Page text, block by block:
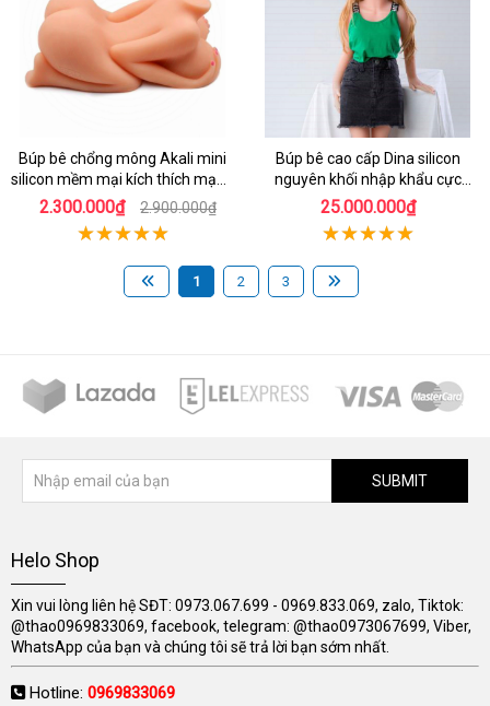
Búp bê chổng mông Akali mini
silicon mềm mại kích thích mạnh
mẽ
2.300.000₫ 2.900.000₫
Búp bê cao cấp Dina silicon
nguyên khối nhập khẩu cực
chân thật
25.000.000₫
1 2 3
SUBMIT
Helo Shop
Xin vui lòng liên hệ SĐT: 0973.067.699 - 0969.833.069, zalo, Tiktok:
@thao0969833069, facebook, telegram: @thao0973067699, Viber,
WhatsApp của bạn và chúng tôi sẽ trả lời bạn sớm nhất.
Hotline: 0969833069